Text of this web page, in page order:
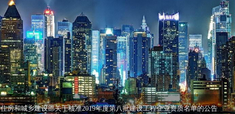
住房和城乡建设部关于核准2019年度第八批建设工程企业资质名单的公告